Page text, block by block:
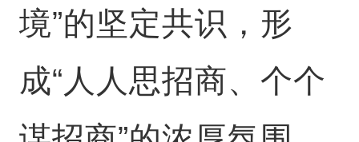
境”的坚定共识，形
成“人人思招商、个个